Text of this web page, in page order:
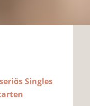
Singles